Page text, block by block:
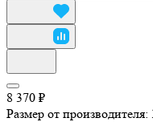
8 370 ₽
Размер от производителя: